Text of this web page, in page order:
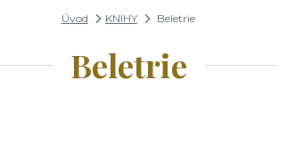
Úvod KNIHY Beletrie
Beletrie